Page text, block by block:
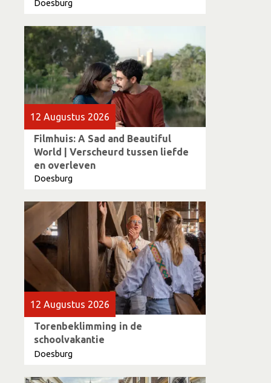
Doesburg
12 Augustus 2026
Filmhuis: A Sad and Beautiful
World | Verscheurd tussen liefde
en overleven
Doesburg
12 Augustus 2026
Torenbeklimming in de
schoolvakantie
Doesburg